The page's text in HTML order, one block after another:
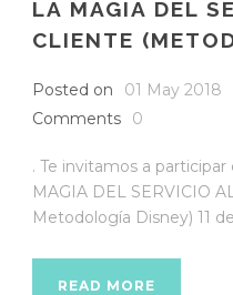
LA MAGIA DEL
CLIENTE
Posted on
01 May 2018
Comments
0
. Te invitamos a
MAGIA DEL SERVICIO
Metodología Disney) 11
READ MORE